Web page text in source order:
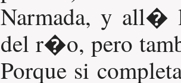
Narmada, y all�
del r�o, pero
Porque si